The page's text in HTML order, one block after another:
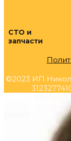
СТО и
запчасти
©2023 ИП